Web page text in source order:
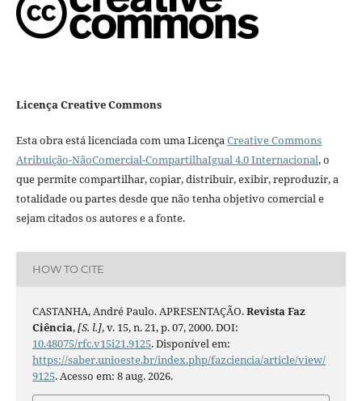
Licença Creative Commons
Esta obra está licenciada com uma LicençaCreative Commons
Atribuição-NãoComercial-CompartilhaIgual 4.0 Internacional, o
que permite compartilhar, copiar, distribuir, exibir, reproduzir, a
totalidade ou partes desde que não tenha objetivo comercial e
sejam citados os autores e a fonte.
HOW TO CITE
CASTANHA, André Paulo. APRESENTAÇÃO.Revista Faz
Ciência,[S. l.], v. 15, n. 21, p. 07, 2000. DOI:
10.48075/rfc.v15i21.9125. Disponível em:
https://saber.unioeste.br/index.php/fazciencia/article/view/
9125. Acesso em: 8 aug. 2026.